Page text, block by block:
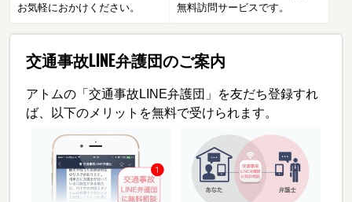
お気軽におかけください。
無料訪問サービスです。
交通事故LINE弁護団のご案内
アトムの「交通事故LINE弁護団」を友だち登録すれ
ば、以下のメリットを無料で受けられます。